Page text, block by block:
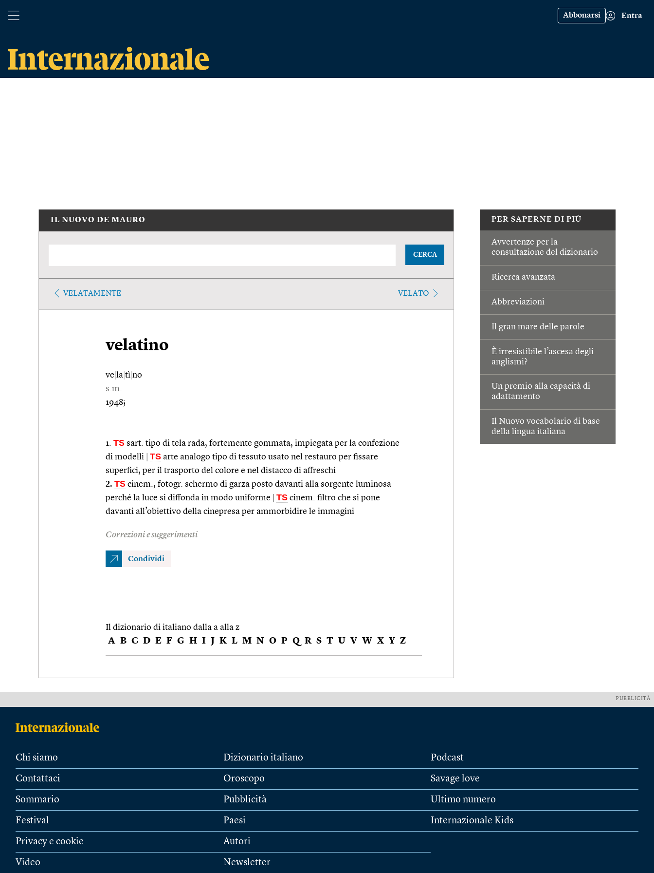
Abbonarsi Entra
PER SAPERNE DI PIÙ
Avvertenze per la
consultazione del dizionario
Ricerca avanzata
Abbreviazioni
Il gran mare delle parole
È irresistibile l’ascesa degli
anglismi?
Un premio alla capacità di
adattamento
Il Nuovo vocabolario di base
della lingua italiana
IL NUOVO DE MAURO
CERCA
VELATAMENTE VELATO
velatino
ve la tì no
s.m.
1948;
1. TS sart. tipo di tela rada, fortemente gommata, impiegata per la confezione
di modelli
TS arte analogo tipo di tessuto usato nel restauro per fissare
superfici, per il trasporto del colore e nel distacco di affreschi
2. TS cinem., fotogr. schermo di garza posto davanti alla sorgente luminosa
perché la luce si diffonda in modo uniforme
TS cinem. filtro che si pone
davanti all’obiettivo della cinepresa per ammorbidire le immagini
Correzioni e suggerimenti
Condividi
Il dizionario di italiano dalla a alla z
A B C D E F G H I J K L M N O P Q R S T U V W X Y Z
PUBBLICITÀ
Chi siamo
Contattaci
Sommario
Festival
Privacy e cookie
Video
Dizionario italiano
Oroscopo
Pubblicità
Paesi
Autori
Newsletter
Podcast
Savage love
Ultimo numero
Internazionale Kids